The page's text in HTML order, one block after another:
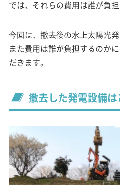
では、それらの費用は誰が負
今回は、撤去後の水上太陽光
また費用は誰が負担するのか
だきます。
撤去した発電設備は